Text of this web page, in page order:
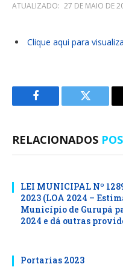
ATUALIZADO: 27 DE MAIO DE
Clique aqui para
Facebook Twitter
RELACIONADOS
LEI MUNICIPAL Nº
2023 (LOA 2024 –
Município de Gurupá
2024 e dá outras
Portarias 2023